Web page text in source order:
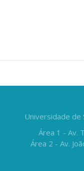
Universidade de
Área 1 - Av.
Área 2 - Av.